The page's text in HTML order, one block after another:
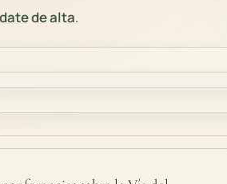
date de alta.